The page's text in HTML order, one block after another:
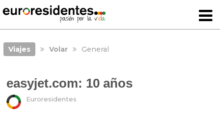
Viajes Volar General
easyjet.com: 10 años
Euroresidentes